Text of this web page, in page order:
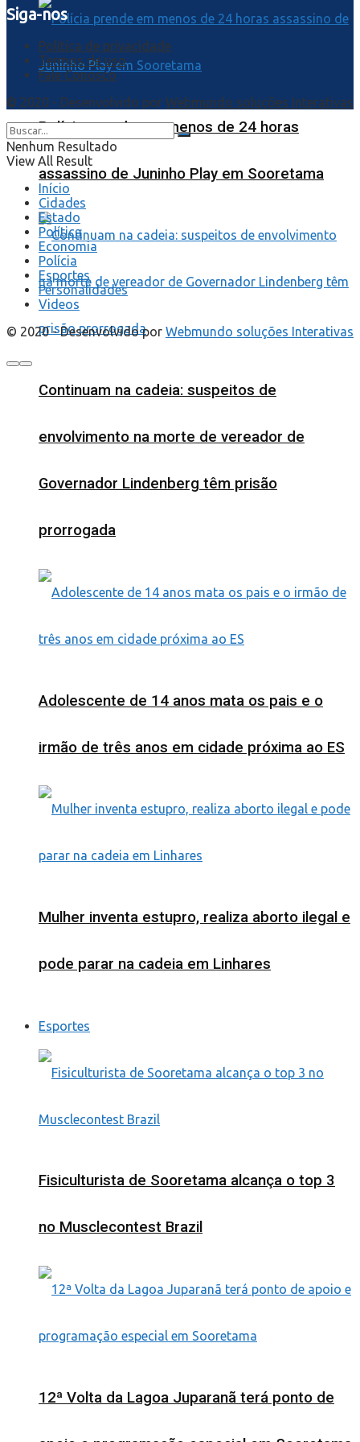
Polícia prende em menos de 24 horas
assassino de Juninho Play em Sooretama
Continuam na cadeia: suspeitos de
envolvimento na morte de vereador de
Governador Lindenberg têm prisão
prorrogada
Adolescente de 14 anos mata os pais e o
irmão de três anos em cidade próxima ao ES
Mulher inventa estupro, realiza aborto ilegal e
pode parar na cadeia em Linhares
Esportes
Fisiculturista de Sooretama alcança o top 3
no Musclecontest Brazil
12ª Volta da Lagoa Juparanã terá ponto de
Siga-nos
Política de privacidade
Termos de uso
Fale Conosco
© 2020 - Desenvolvido por Webmundo soluções Interativas
Nenhum Resultado
View All Result
Início
Cidades
Estado
Política
Economia
Polícia
Esportes
Personalidades
Videos
© 2020 - Desenvolvido por Webmundo soluções Interativas